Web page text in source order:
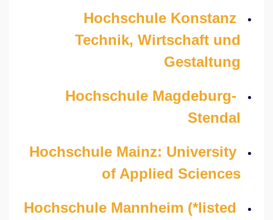
Hochschule Konstanz
Technik, Wirtschaft und
Gestaltung
Hochschule Magdeburg-
Stendal
Hochschule Mainz: University
of Applied Sciences
Hochschule Mannheim (*listed